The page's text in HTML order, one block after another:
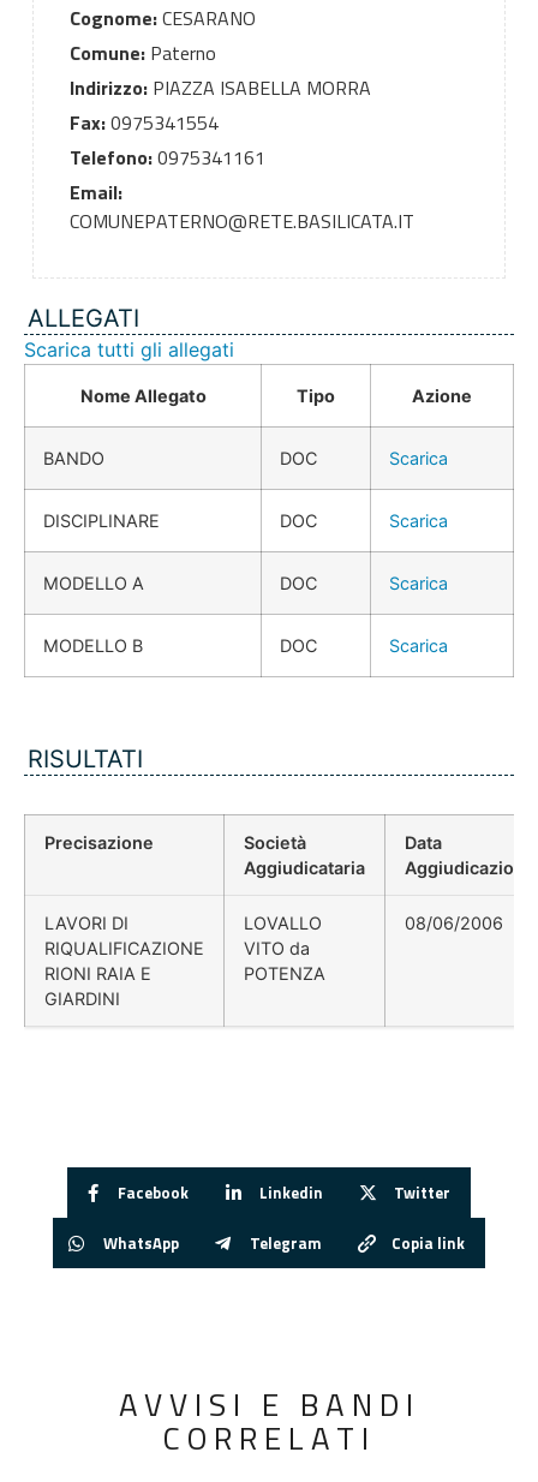
Cognome:CESARANO
Comune:Paterno
Indirizzo:PIAZZA ISABELLA MORRA
Fax:0975341554
Telefono:0975341161
Email:
COMUNEPATERNO@RETE.BASILICATA.IT
ALLEGATI
Scarica tutti gli allegati
Nome Allegato Tipo Azione
BANDO DOC Scarica
DISCIPLINARE DOC Scarica
MODELLO A DOC Scarica
MODELLO B DOC Scarica
RISULTATI
Precisazione
Società
Aggiudicataria
Data
Aggiudicazione
LAVORI DI
RIQUALIFICAZIONE
RIONI RAIA E
GIARDINI
LOVALLO
VITO da
POTENZA
08/06/2006
Facebook Linkedin Twitter
WhatsApp Telegram Copia link
AVVISI E BANDI
CORRELATI